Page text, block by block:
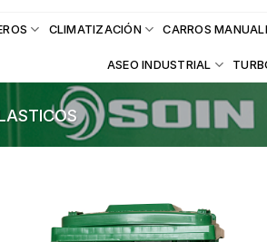
CLIMATIZACIÓN CARROS
ASEO INDUSTRIAL